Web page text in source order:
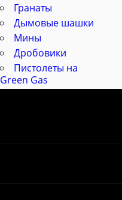
Гранаты
Дымовые шашки
Мины
Дробовики
Пистолеты на
Green Gas